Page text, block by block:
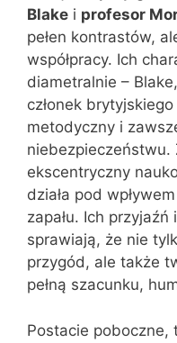
Blake i profesor
pełen kontrastów,
współpracy. Ich
diametralnie –
członek
metodyczny i
niebezpieczeństwu.
ekscentryczny
działa pod
zapału. Ich
sprawiają, że nie
przygód, ale także
pełną szacunku,
Postacie poboczne,